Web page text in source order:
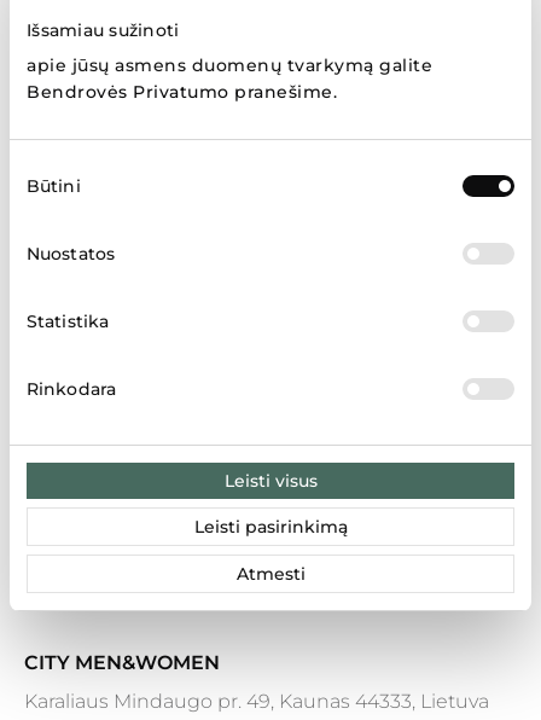
Išsamiau sužinoti
apie jūsų asmens duomenų tvarkymą galite
Bendrovės Privatumo pranešime.
pasirinkimas
Būtini
Nuostatos
Statistika
Rinkodara
Leisti visus
Leisti pasirinkimą
Atmesti
Prekių ženklai
Rezultatai: 7
CITY MEN&WOMEN
Karaliaus Mindaugo pr. 49, Kaunas 44333, Lietuva